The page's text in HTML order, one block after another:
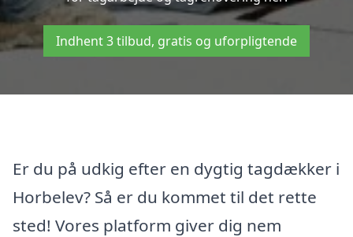
Indhent 3 tilbud, gratis og uforpligtende
Er du på udkig efter en dygtig tagdækker i
Horbelev? Så er du kommet til det rette
sted! Vores platform giver dig nem